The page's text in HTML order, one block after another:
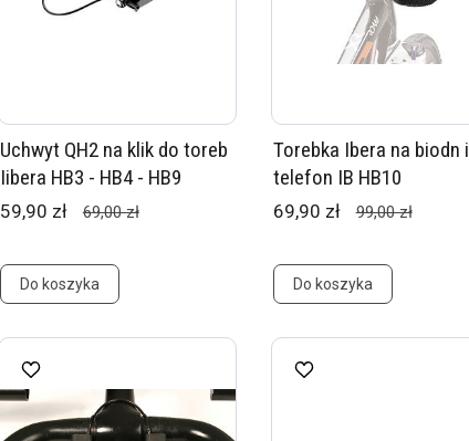
Uchwyt QH2 na klik do toreb
Iibera HB3 - HB4 - HB9
59,90 zł 69,00 zł
Do koszyka
Torebka Ibera na biodn i
telefon IB HB10
69,90 zł 99,00 zł
Do koszyka